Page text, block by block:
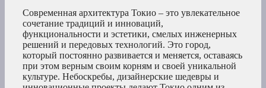
Современная архитектура Токио – это увлекательное
сочетание традиций и инноваций,
функциональности и эстетики, смелых инженерных
решений и передовых технологий. Это город,
который постоянно развивается и меняется, оставаясь
при этом верным своим корням и своей уникальной
культуре. Небоскребы, дизайнерские шедевры и